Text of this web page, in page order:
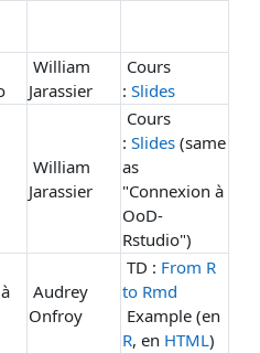
William
Jarassier
Cours
: Slides
William
Jarassier
Cours
: Slides (same
as
"Connexion à
OoD-
Rstudio")
Audrey
Onfroy
TD : From R
to Rmd
Example (en
R, en HTML)